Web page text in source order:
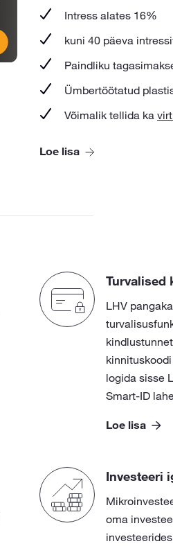
Intress alates 16%
kuni 40 päeva
Paindliku
Ümbertöötatud
Võimalik tellida ka
Loe lisa
Turvalised
LHV
logida sisse
Smart-ID
Loe lisa
Investeeri
oma